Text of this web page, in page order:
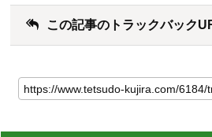
この記事のトラックバック